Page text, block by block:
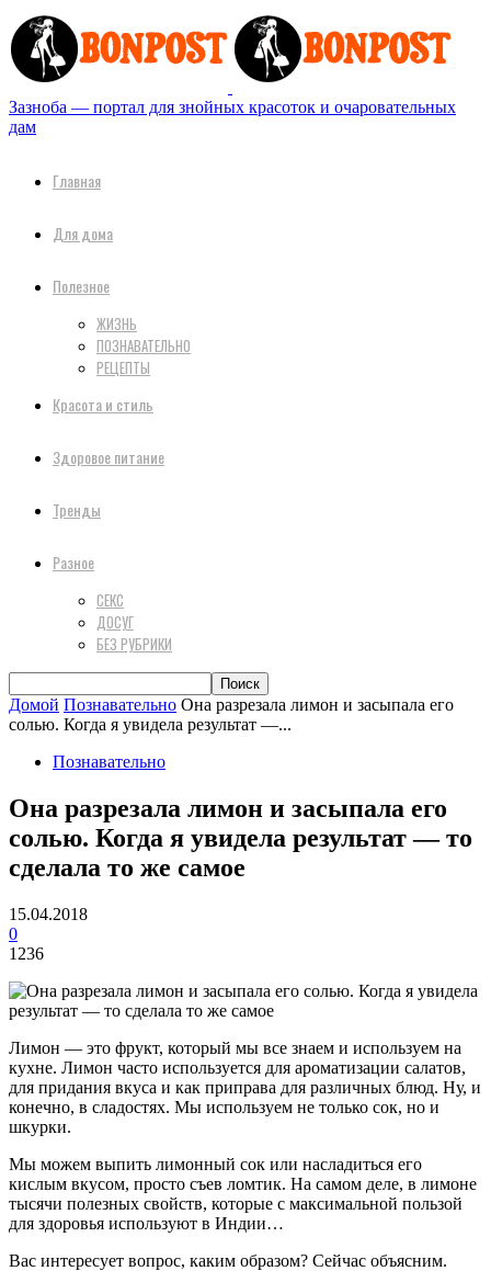
Зазноба — портал для знойных красоток и очаровательных
дам
Главная
Для дома
Полезное
ЖИЗНЬ
ПОЗНАВАТЕЛЬНО
РЕЦЕПТЫ
Красота и стиль
Здоровое питание
Тренды
Разное
СЕКС
ДОСУГ
БЕЗ РУБРИКИ
Домой Познавательно Она разрезала лимон и засыпала его
солью. Когда я увидела результат —...
Познавательно
Она разрезала лимон и засыпала его
солью. Когда я увидела результат — то
сделала то же самое
15.04.2018
0
1236
Лимон — это фрукт, который мы все знаем и используем на
кухне. Лимон часто используется для ароматизации салатов,
для придания вкуса и как приправа для различных блюд. Ну, и
конечно, в сладостях. Мы используем не только сок, но и
шкурки.
Мы можем выпить лимонный сок или насладиться его
кислым вкусом, просто съев ломтик. На самом деле, в лимоне
тысячи полезных свойств, которые с максимальной пользой
для здоровья используют в Индии…
Вас интересует вопрос, каким образом? Сейчас объясним.